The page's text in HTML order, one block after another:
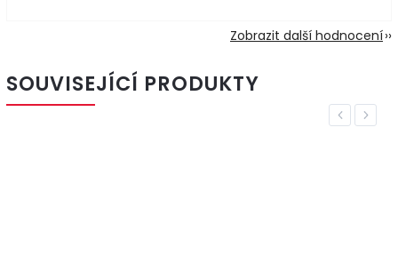
Zobrazit další hodnocení
SOUVISEJÍCÍ PRODUKTY
Previous
Next